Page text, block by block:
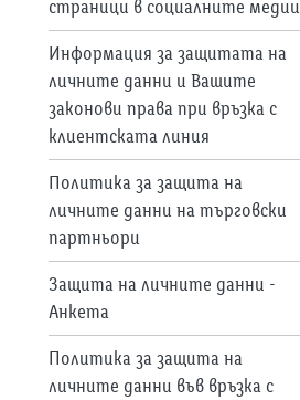
страници в социалните медии
Информация за защитата на
личните данни и Вашите
законови права при връзка с
клиентската линия
Политика за защита на
личните данни на търговски
партньори
Защита на личните данни -
Анкета
Политика за защита на
личните данни във връзка с